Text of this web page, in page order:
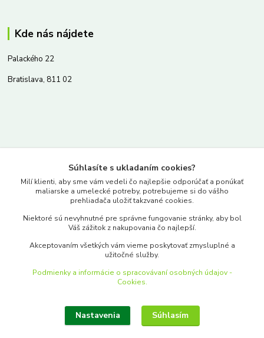
Kde nás nájdete
Palackého 22
Bratislava, 811 02
www.merkantil.sk
Pondelok-Piatok: 9.00-17.00hod.
objednavky@merkantil-obchod.sk
Upraviť zber cookies.
Súhlasíte s ukladaním cookies?
Milí klienti, aby sme vám vedeli čo najlepšie odporúčať a ponúkať
maliarske a umelecké potreby, potrebujeme si do vášho
prehliadača uložiť takzvané cookies.
Niektoré sú nevyhnutné pre správne fungovanie stránky, aby bol
Váš zážitok z nakupovania čo najlepší.
Akceptovaním všetkých vám vieme poskytovať zmysluplné a
užitočné služby.
Podmienky a informácie o spracovávaní osobných údajov -
Cookies.
Nastavenia Súhlasím